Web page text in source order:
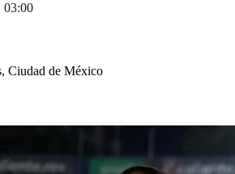
03:00
, Ciudad de México